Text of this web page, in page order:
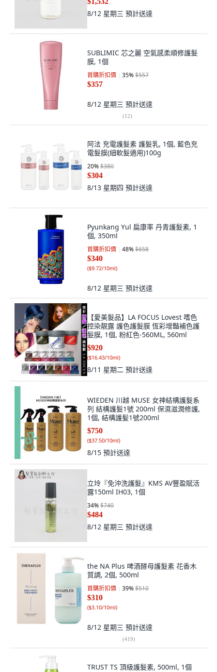
8/12 星期三 預計送達
SUBLIMIC 芯之麗 空氣感柔順修護髮
膜, 1個
首購折扣價 35%$557
$357
8/12 星期三 預計送達
(12)
阿法 充電護髮素 護髮乳, 1個, 藍色充
電髮膜(細軟髮適用)100g
20%$380
$304
8/13 星期四 預計送達
Pyunkang Yul 扁康率 丹青護髮素, 1
個, 350ml
首購折扣價 48%$658
$340
($9.72/10ml)
8/12 星期三 預計送達
【愛美髮品】LA FOCUS Lovest 嗜色
控染靚露 護色護髮膜 恆彩增豔補色護
髮膜, 1個, 粉紅色-560ML, 560ml
$920
($16.43/10ml)
8/11 星期二 預計送達
WIEDEN 川越 MUSE 女神結構護髮系
列 結構護髮1號 200ml 保濕滋潤修護,
1個, 結構護髪1號200ml
$750
($37.50/10ml)
8/15 預計送達
立坽『免沖洗護髮』KMS AV豐盈賦活
露150ml IH03, 1個
34%$740
$484
8/12 星期三 預計送達
the NA Plus 啤酒酵母護髮素 花香木
質調, 2個, 500ml
首購折扣價 39%$510
$310
($3.10/10ml)
8/12 星期三 預計送達
(419)
TRUST TS 頂級護髮素, 500ml, 1個